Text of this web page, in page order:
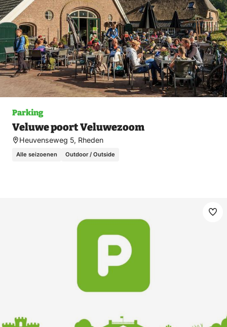
Parking
Veluwe poort Veluwezoom
Heuvenseweg 5, Rheden
Alle seizoenen Outdoor / Outside